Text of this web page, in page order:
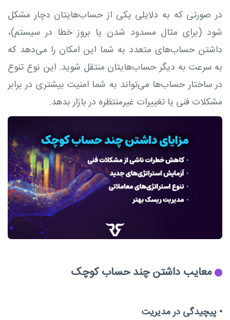
در صورتی که به دلایلی یکی از حساب‌هایتان دچار مشکل
شود (برای مثال مسدود شدن یا بروز خطا در سیستم)،
داشتن حساب‌های متعدد به شما این امکان را می‌دهد که
به سرعت به دیگر حساب‌هایتان منتقل شوید. این نوع تنوع
در ساختار حساب‌ها می‌تواند به شما امنیت بیشتری در برابر
مشکلات فنی یا تغییرات غیرمنتظره در بازار بدهد.
معایب داشتن چند حساب کوچک
• پیچیدگی در مدیریت